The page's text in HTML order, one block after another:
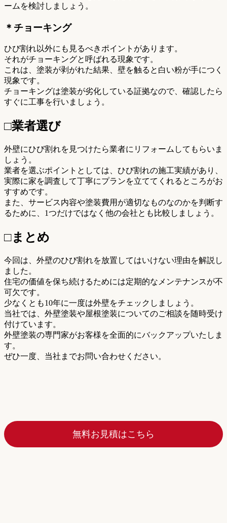
ームを検討しましょう。
＊チョーキング
ひび割れ以外にも見るべきポイントがあります。
それがチョーキングと呼ばれる現象です。
これは、塗装が剥がれた結果、壁を触ると白い粉が手につく
現象です。
チョーキングは塗装が劣化している証拠なので、確認したら
すぐに工事を行いましょう。
□業者選び
外壁にひび割れを見つけたら業者にリフォームしてもらいま
しょう。
業者を選ぶポイントとしては、ひび割れの施工実績があり、
実際に家を調査して丁寧にプランを立ててくれるところがお
すすめです。
また、サービス内容や塗装費用が適切なものなのかを判断す
るために、1つだけではなく他の会社とも比較しましょう。
□まとめ
今回は、外壁のひび割れを放置してはいけない理由を解説し
ました。
住宅の価値を保ち続けるためには定期的なメンテナンスが不
可欠です。
少なくとも10年に一度は外壁をチェックしましょう。
当社では、外壁塗装や屋根塗装についてのご相談を随時受け
付けています。
外壁塗装の専門家がお客様を全面的にバックアップいたしま
す。
ぜひ一度、当社までお問い合わせください。
無料お見積はこちら